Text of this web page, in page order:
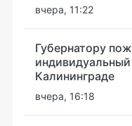
вчера, 11:22
Губернатору
Калининграде
вчера, 16:18